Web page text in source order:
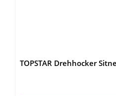
TOPSTAR Drehhocker